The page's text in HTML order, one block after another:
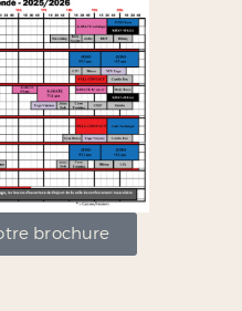
brochure